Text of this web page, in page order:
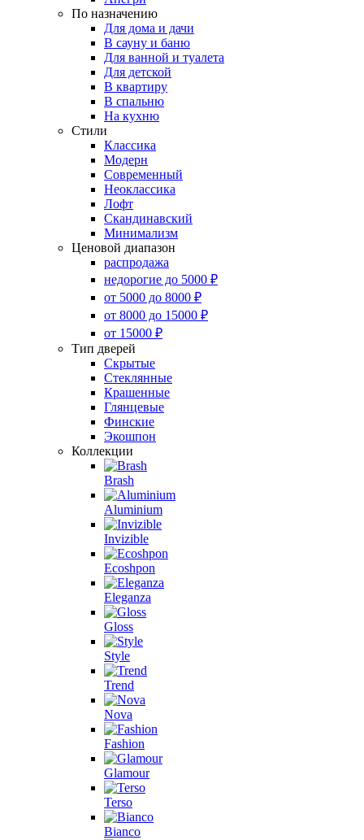
По назначению
Для дома и дачи
В сауну и баню
Для ванной и туалета
Для детской
В квартиру
В спальню
На кухню
Стили
Классика
Модерн
Современный
Неоклассика
Лофт
Скандинавский
Минимализм
Ценовой диапазон
распродажа
недорогие до 5000 ₽
от 5000 до 8000 ₽
от 8000 до 15000 ₽
от 15000 ₽
Тип дверей
Скрытые
Стеклянные
Крашенные
Глянцевые
Финские
Экошпон
Коллекции
Brash
Aluminium
Invizible
Ecoshpon
Eleganza
Gloss
Style
Trend
Nova
Fashion
Glamour
Terso
Bianco